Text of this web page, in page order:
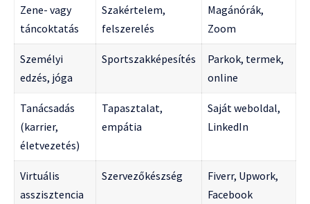
Zene- vagy
táncoktatás
Szakértelem,
felszerelés
Magánórák,
Zoom
Személyi
edzés, jóga
Sportszakképesítés
Parkok, termek,
online
Tanácsadás
(karrier,
életvezetés)
Tapasztalat,
empátia
Saját weboldal,
LinkedIn
Virtuális
asszisztencia
Szervezőkészség
Fiverr, Upwork,
Facebook